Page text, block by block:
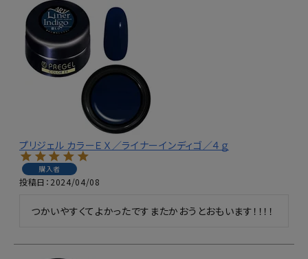
プリジェル カラーＥＸ／ライナーインディゴ／４ｇ
購入者
投稿日 2024/04/08
つかいやすくてよかったですまたかおうとおもいます！！！！